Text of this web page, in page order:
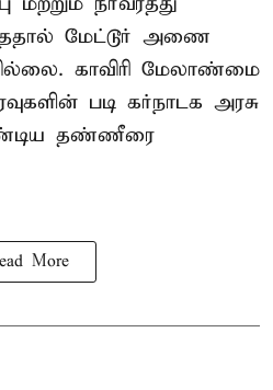
மேட்டூர் அணை
காவிரி மேலாண்மை
படி கர்நாடக அரசு
தண்ணீரை
More